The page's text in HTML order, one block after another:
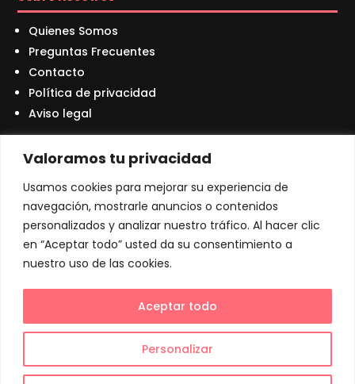
Valoramos tu privacidad
Usamos cookies para mejorar su experiencia de
navegación, mostrarle anuncios o contenidos
personalizados y analizar nuestro tráfico. Al hacer clic
en “Aceptar todo” usted da su consentimiento a
nuestro uso de las cookies.
Personalizar
Aceptar todo
Quienes Somos
Preguntas Frecuentes
Contacto
Política de privacidad
Aviso legal
 +34 931 59 50 85
info@kioskobox.com
 Carrer de Roger de flor, 73 08401 Granollers
Copyright © 2024 – Ranking Online – Agencia de
marketing española
Aviso Legal•Políticas de privacidad•Políticas de Cookies